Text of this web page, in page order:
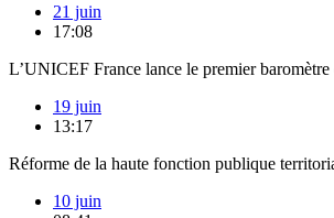
21 juin
17:08
L’UNICEF France lance le premier baromètre
19 juin
13:17
Réforme de la haute fonction publique
10 juin